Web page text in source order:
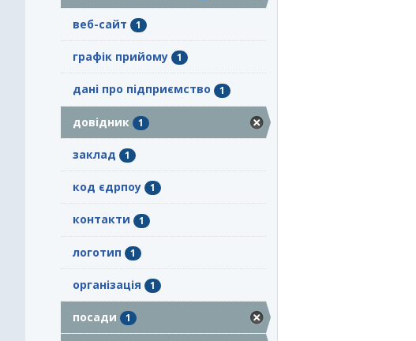
веб-сайт 1
графік прийому 1
дані про підприємство 1
довідник 1
заклад 1
код єдрпоу 1
контакти 1
логотип 1
організація 1
посади 1